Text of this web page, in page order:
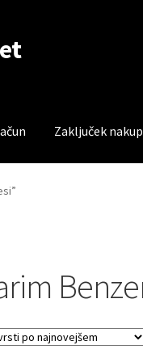
Zaključek
Trgovina